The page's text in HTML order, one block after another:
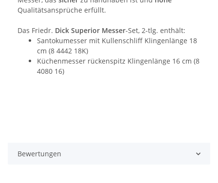
Qualitätsansprüche erfüllt.
Das Friedr. Dick Superior Messer-Set, 2-tlg. enthält:
Santokumesser mit Kullenschliff Klingenlänge 18
cm (8 4442 18K)
Küchenmesser rückenspitz Klingenlänge 16 cm (8
4080 16)
Bewertungen